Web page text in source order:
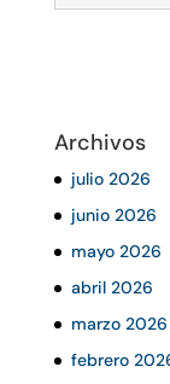
Archivos
julio 2026
junio 2026
mayo 2026
abril 2026
marzo 2026
febrero